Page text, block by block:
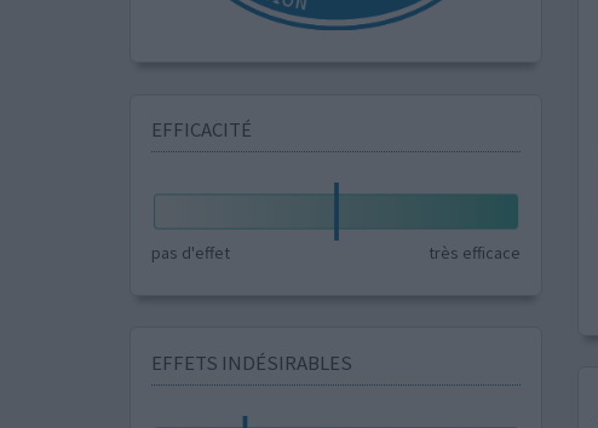
EFFICACITÉ
pas d'effet très efficace
EFFETS INDÉSIRABLES